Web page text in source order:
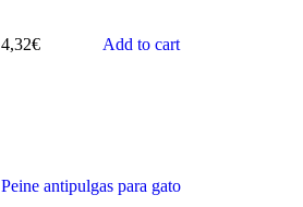
4,32€ Add to cart
Peine antipulgas para gato